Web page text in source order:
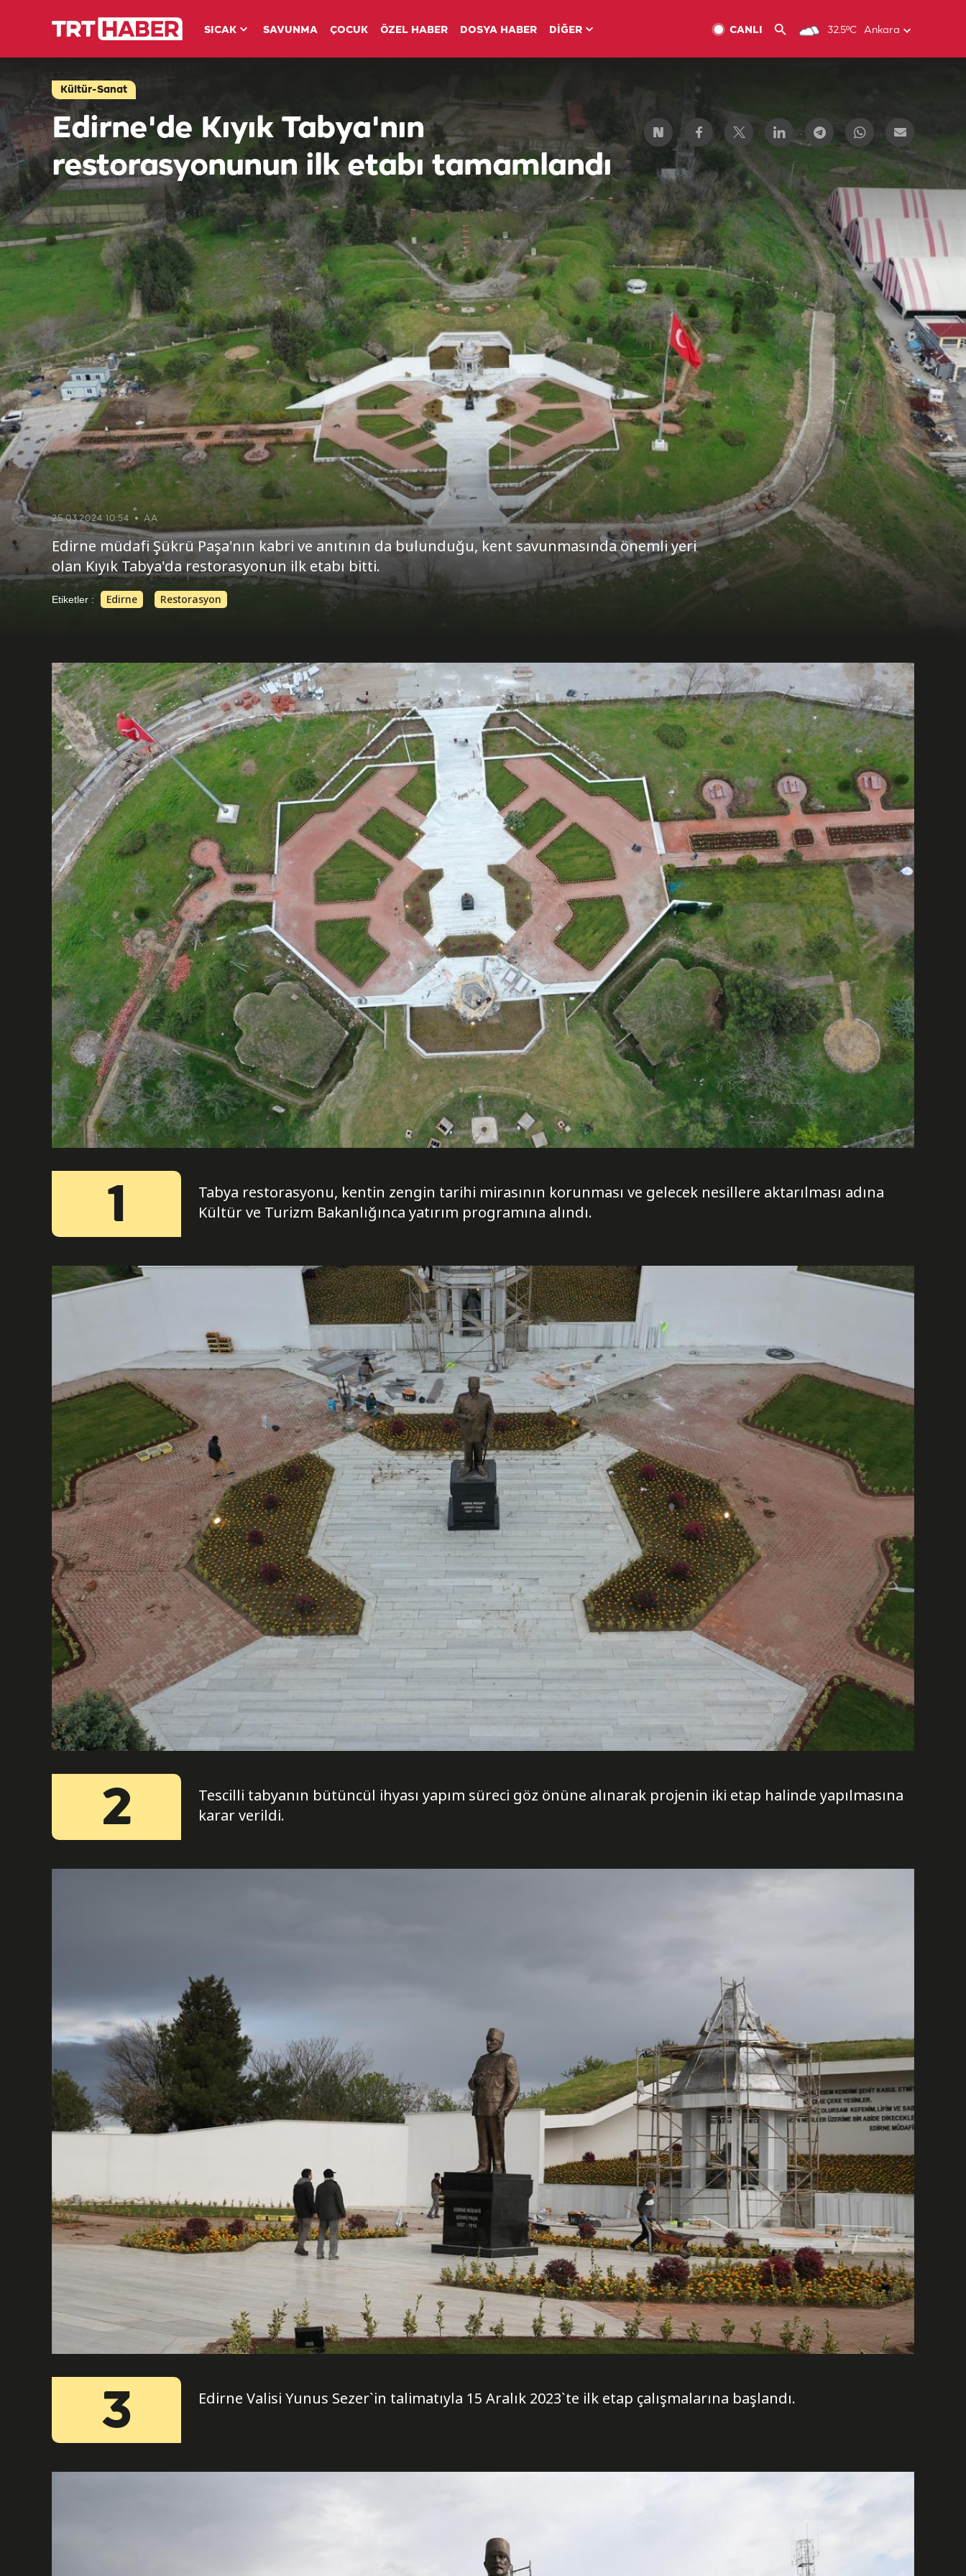
SICAK SAVUNMA ÇOCUK ÖZEL HABER DOSYA HABER DİĞER 32.5ºC Ankara
CANLI
Kültür-Sanat
Edirne'de Kıyık Tabya'nın
restorasyonunun ilk etabı tamamlandı
25.03.2024 10:54 AA
Edirne müdafi Şükrü Paşa'nın kabri ve anıtının da bulunduğu, kent savunmasında önemli yeri
olan Kıyık Tabya'da restorasyonun ilk etabı bitti.
Etiketler : Edirne Restorasyon
1
Tabya restorasyonu, kentin zengin tarihi mirasının korunması ve gelecek nesillere aktarılması adına
Kültür ve Turizm Bakanlığınca yatırım programına alındı.
2
Tescilli tabyanın bütüncül ihyası yapım süreci göz önüne alınarak projenin iki etap halinde yapılmasına
karar verildi.
3 Edirne Valisi Yunus Sezer`in talimatıyla 15 Aralık 2023`te ilk etap çalışmalarına başlandı.